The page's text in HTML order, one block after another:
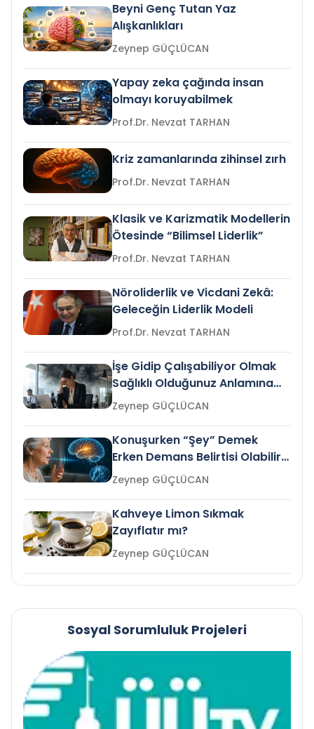
Beyni Genç Tutan Yaz
Alışkanlıkları
Zeynep GÜÇLÜCAN
Yapay zeka çağında insan
olmayı koruyabilmek
Prof.Dr. Nevzat TARHAN
Kriz zamanlarında zihinsel zırh
Prof.Dr. Nevzat TARHAN
Klasik ve Karizmatik Modellerin
Ötesinde “Bilimsel Liderlik”
Prof.Dr. Nevzat TARHAN
Nöroliderlik ve Vicdani Zekâ:
Geleceğin Liderlik Modeli
Prof.Dr. Nevzat TARHAN
İşe Gidip Çalışabiliyor Olmak
Sağlıklı Olduğunuz Anlamına
Gelir mi?Zeynep GÜÇLÜCAN
Konuşurken “Şey” Demek
Erken Demans Belirtisi Olabilir
mi?
Zeynep GÜÇLÜCAN
Kahveye Limon Sıkmak
Zayıflatır mı?
Zeynep GÜÇLÜCAN
Sosyal Sorumluluk Projeleri